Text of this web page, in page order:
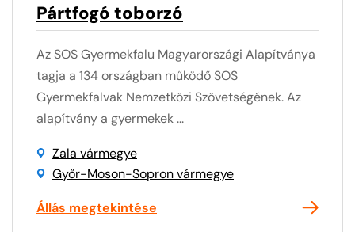
Pártfogó toborzó
Az SOS Gyermekfalu Magyarországi Alapítványa
tagja a 134 országban működő SOS
Gyermekfalvak Nemzetközi Szövetségének. Az
alapítvány a gyermekek ...
Zala vármegye
Győr-Moson-Sopron vármegye
Állás megtekintése